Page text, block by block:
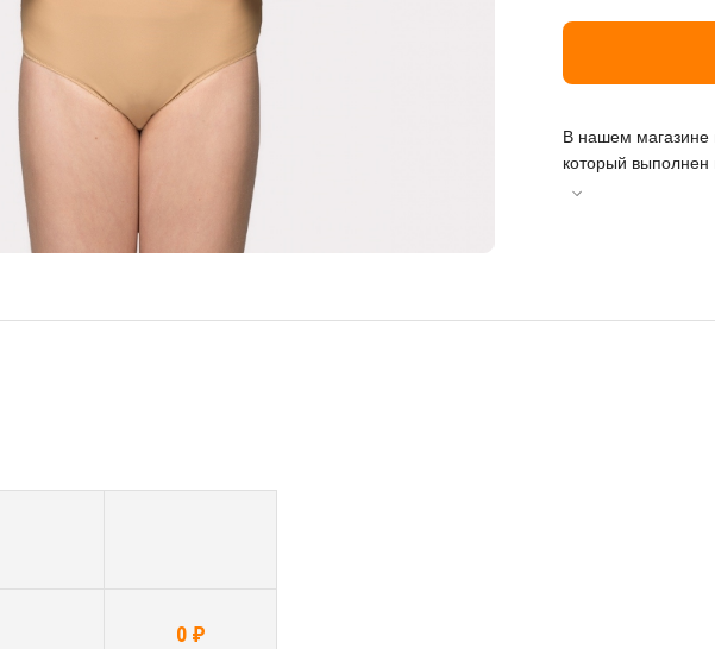
В нашем магазине
который выполнен
фиксируется на
тренировок в
0 ₽